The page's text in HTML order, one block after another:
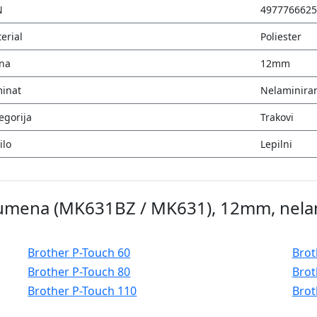
Poliester
12mm
Trakovi
Lepilni
(MK631BZ / MK631), 12mm,
Brother P-Touch 60
Brother P-Touch 80
Brother P-Touch 110